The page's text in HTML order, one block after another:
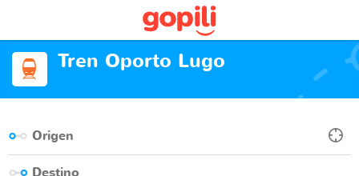
Tren Oporto Lugo